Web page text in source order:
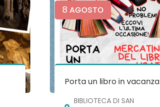
8 AGOSTO
Porta un libro in vacanza
BIBLIOTECA DI SAN